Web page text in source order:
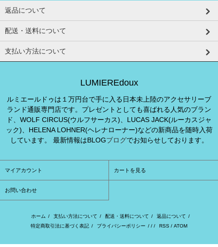
返品について
配送・送料について
支払い方法について
LUMIEREdoux
ルミエールドゥは１万円台で手に入る日本未上陸のアクセサリーブ
ランド通販専門店です。プレゼントとしても喜ばれる人気のブラン
ド、WOLF CIRCUS(ウルフサーカス)、LUCAS JACK(ルーカスジャ
ック)、HELENA LOHNER(ヘレナローナー)などの新商品を随時入荷
しています。 最新情報はBLOGブログでお知らせしております。
マイアカウント カートを見る
お問い合わせ
ホーム / 支払い方法について / 配送・送料について / 返品について /
特定商取引法に基づく表記 / プライバシーポリシー / / / RSS / ATOM